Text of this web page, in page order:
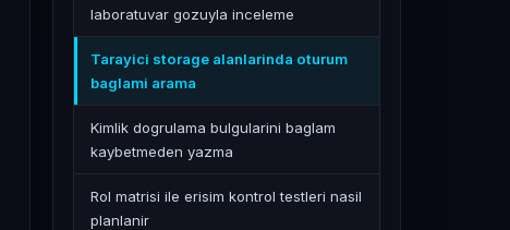
laboratuvar gozuyla inceleme
Tarayici storage alanlarinda oturum
baglami arama
Kimlik dogrulama bulgularini baglam
kaybetmeden yazma
Rol matrisi ile erisim kontrol testleri nasil
planlanir